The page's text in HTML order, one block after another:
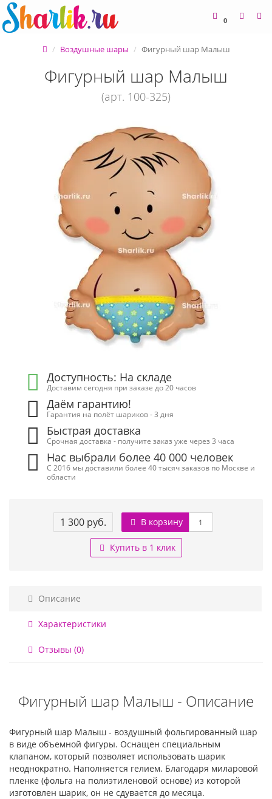
0
Воздушные шары Фигурный шар Малыш
Фигурный шар Малыш
(арт. 100-325)
Доступность: На складе
Доставим сегодня при заказе до 20 часов
Даём гарантию!
Гарантия на полёт шариков - 3 дня
Быстрая доставка
Срочная доставка - получите заказ уже через 3 часа
Нас выбрали более 40 000 человек
С 2016 мы доставили более 40 тысяч заказов по Москве и
области
1 300 руб. В корзину
Купить в 1 клик
Описание
Характеристики
Отзывы (0)
Фигурный шар Малыш - Описание
Фигурный шар Малыш - воздушный фольгированный шар
в виде объемной фигуры. Оснащен специальным
клапаном, который позволяет использовать шарик
неоднократно. Наполняется гелием. Благодаря миларовой
пленке (фольга на полиэтиленовой основе) из которой
изготовлен шарик, он не сдувается до месяца.